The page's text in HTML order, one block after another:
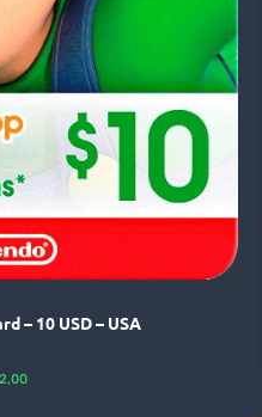
– 10 USD – USA